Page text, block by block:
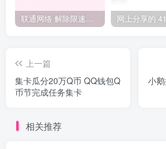
联通网络 解除限速方法参考！畅享、畅玩、老白干等及其它地区自测了
上一篇
集卡瓜分20万Q币 QQ钱包Q
币节完成任务集卡
小
相关推荐